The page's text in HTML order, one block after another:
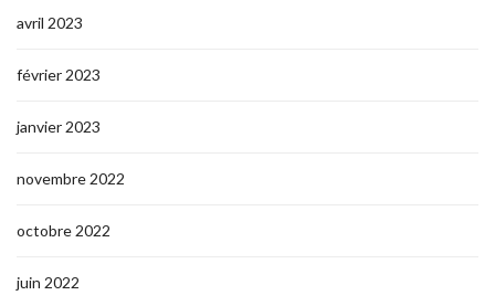
avril 2023
février 2023
janvier 2023
novembre 2022
octobre 2022
juin 2022